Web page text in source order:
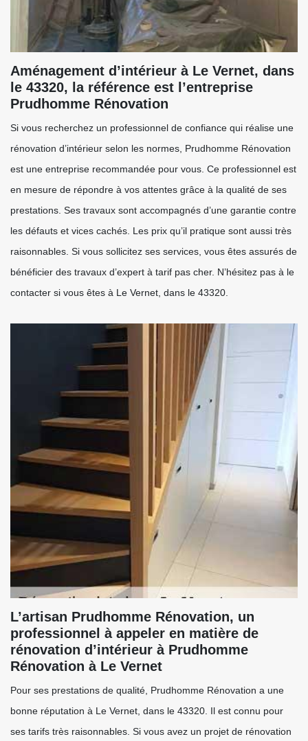
Aménagement d’intérieur à Le Vernet, dans
le 43320, la référence est l’entreprise
Prudhomme Rénovation
Si vous recherchez un professionnel de confiance qui réalise une
rénovation d’intérieur selon les normes, Prudhomme Rénovation
est une entreprise recommandée pour vous. Ce professionnel est
en mesure de répondre à vos attentes grâce à la qualité de ses
prestations. Ses travaux sont accompagnés d’une garantie contre
les défauts et vices cachés. Les prix qu’il pratique sont aussi très
raisonnables. Si vous sollicitez ses services, vous êtes assurés de
bénéficier des travaux d’expert à tarif pas cher. N’hésitez pas à le
contacter si vous êtes à Le Vernet, dans le 43320.
L’artisan Prudhomme Rénovation, un
professionnel à appeler en matière de
rénovation d’intérieur à Prudhomme
Rénovation à Le Vernet
Pour ses prestations de qualité, Prudhomme Rénovation a une
bonne réputation à Le Vernet, dans le 43320. Il est connu pour
ses tarifs très raisonnables. Si vous avez un projet de rénovation